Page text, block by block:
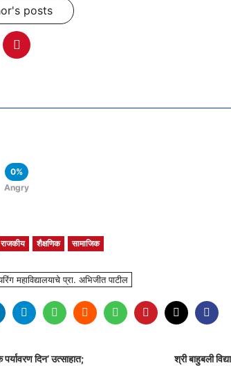
posts
0%
Angry
राजकीय शैक्षणिक सामाजिक
महाविद्यालयाचे प्रा. अभिजीत पाटील
दिन’ उत्साहात;
श्री बाहुबली